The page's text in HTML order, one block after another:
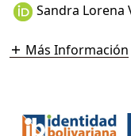
Sandra Lorena
Más Información